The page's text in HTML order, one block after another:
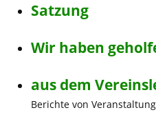
Satzung
Wir haben
aus dem
Berichte von